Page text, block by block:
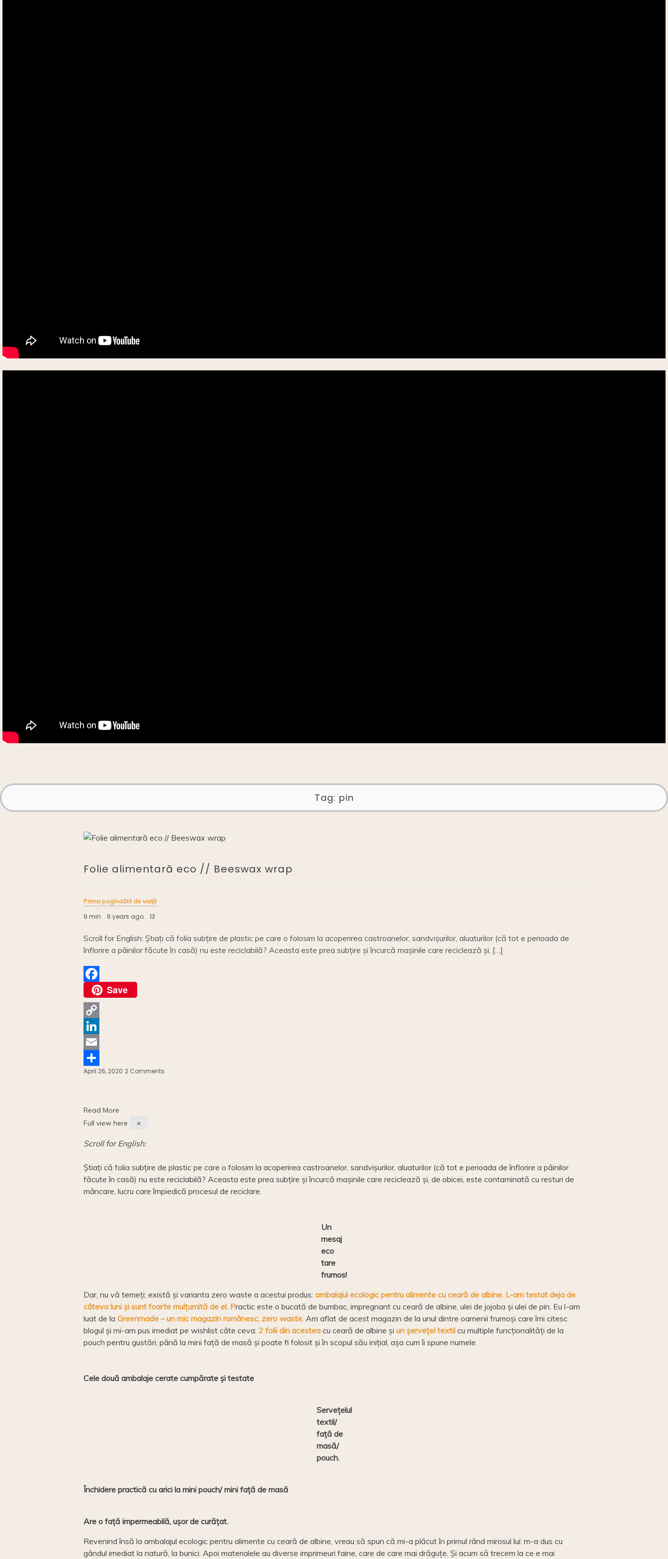
Tag: pin
Folie alimentară eco // Beeswax wrap
Prima paginaStil de viață
9 min 6 years ago 13
Scroll for English: Știați că folia subțire de plastic pe care o folosim la acoperirea castroanelor, sandvișurilor, aluaturilor (că tot e perioada de
înflorire a pâinilor făcute în casă) nu este reciclabilă? Aceasta este prea subțire și încurcă mașinile care reciclează și, […]
c
e
o
Save
C
o
p
y
i
n
L
n
e
d
E
m
i
l
S
a
r
April 26, 2020 2 Comments
Read More
Full view here
×
Scroll for English:
Știați că folia subțire de plastic pe care o folosim la acoperirea castroanelor, sandvișurilor, aluaturilor (că tot e perioada de înflorire a pâinilor
făcute în casă) nu este reciclabilă? Aceasta este prea subțire și încurcă mașinile care reciclează și, de obicei, este contaminată cu resturi de
mâncare, lucru care împiedică procesul de reciclare.
Un
mesaj
eco
tare
frumos!
Dar, nu vă temeți; există și varianta zero waste a acestui produs: ambalajul ecologic pentru alimente cu ceară de albine. L-am testat deja de
câteva luni și sunt foarte mulțumită de el. Practic este o bucată de bumbac, impregnant cu ceară de albine, ulei de jojoba și ulei de pin. Eu l-am
luat de la Greenmade – un mic magazin românesc, zero waste . Am aflat de acest magazin de la unul dintre oamenii frumoși care îmi citesc
blogul și mi-am pus imediat pe wishlist câte ceva: 2 folii din acestea cu ceară de albine și un șervețel textil cu multiple funcționalități de la
pouch pentru gustări, până la mini față de masă și poate fi folosit și în scopul său inițial, așa cum îi spune numele.
Cele două ambalaje cerate cumpărate și testate
Servețelul
textil/
față de
masă/
pouch.
Închidere practică cu arici la mini pouch/ mini față de masă
Are o față impermeabilă, ușor de curățat.
Revenind însă la ambalajul ecologic pentru alimente cu ceară de albine, vreau să spun că mi-a plăcut în primul rând mirosul lui: m-a dus cu
gândul imediat la natură, la bunici. Apoi materialele au diverse imprimeuri faine, care de care mai drăguțe. Și acum să trecem la ce e mai